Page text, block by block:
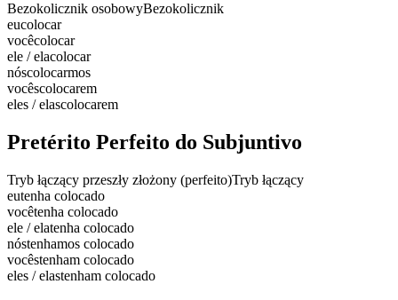
Bezokolicznik osobowyBezokolicznik
eucolocar
vocêcolocar
ele / elacolocar
nóscolocarmos
vocêscolocarem
eles / elascolocarem
Pretérito Perfeito do Subjuntivo
Tryb łączący przeszły złożony (perfeito)Tryb łączący
eutenha colocado
vocêtenha colocado
ele / elatenha colocado
nóstenhamos colocado
vocêstenham colocado
eles / elastenham colocado